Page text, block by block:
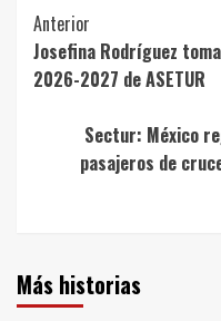
Post
Navigation
Anterior
Josefina Rodríguez
2026-2027 de ASETUR
Sectur: México
pasajeros de
Más historias